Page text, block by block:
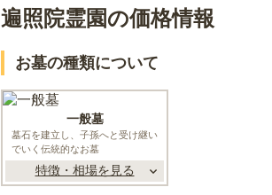
遍照院霊園の価格情報
お墓の種類について
一般墓
墓石を建立し、子孫へと受け継い
でいく伝統的なお墓
特徴・相場を見る